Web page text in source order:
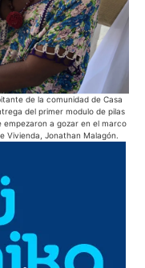
de la comunidad de Casa
del primer modulo de pilas
empezaron a gozar en el marco
Vivienda, Jonathan Malagón.